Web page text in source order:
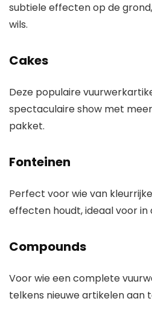
subtiele effecten op de
wils.
Cakes
Deze populaire
spectaculaire show met
pakket.
Fonteinen
Perfect voor wie van
effecten houdt, ideaal voor in
Compounds
Voor wie een complete
telkens nieuwe artikelen aan